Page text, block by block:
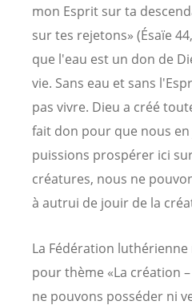
mon Esprit sur ta
sur tes rejetons» (Ésaïe
que l'eau est un don de
vie. Sans eau et sans
pas vivre. Dieu a créé
fait don pour que nous
puissions prospérer ici
créatures, nous ne
à autrui de jouir de la
La Fédération
pour thème «La création
ne pouvons posséder ni